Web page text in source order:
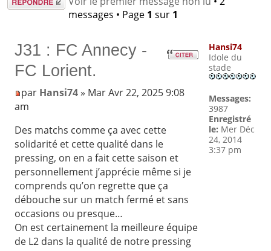
messages • Page 1 sur 1
J31 : FC Annecy -
FC Lorient.
par Hansi74» Mar Avr 22, 2025 9:08
am
Des matchs comme ça avec cette
solidarité et cette qualité dans le
pressing, on en a fait cette saison et
personnellement j’apprécie même si je
comprends qu’on regrette que ça
débouche sur un match fermé et sans
occasions ou presque…
On est certainement la meilleure équipe
de L2 dans la qualité de notre pressing
Hansi74
Idole du
stade
Messages:
3987
Enregistré
le: Mer Déc
24, 2014
3:37 pm